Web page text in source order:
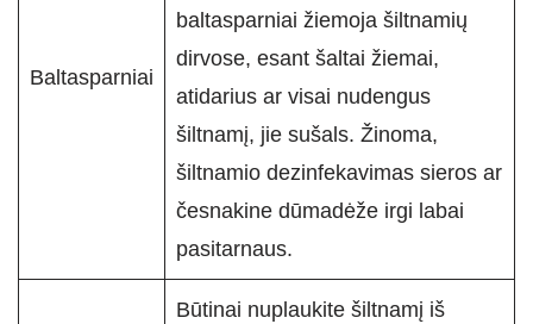
Baltasparniai
baltasparniai žiemoja šiltnamių
dirvose, esant šaltai žiemai,
atidarius ar visai nudengus
šiltnamį, jie sušals. Žinoma,
šiltnamio dezinfekavimas sieros ar
česnakine dūmadėže irgi labai
pasitarnaus.
Būtinai nuplaukite šiltnamį iš